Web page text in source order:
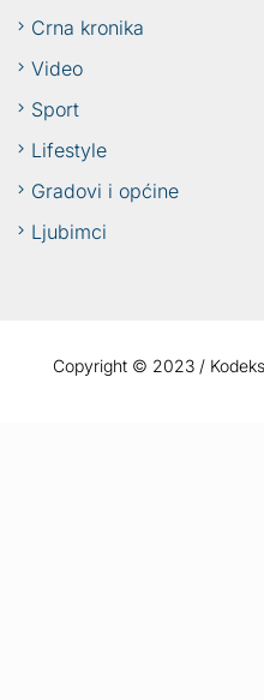
Crna kronika
Video
Sport
Lifestyle
Gradovi i općine
Ljubimci
Copyright © 2023 /